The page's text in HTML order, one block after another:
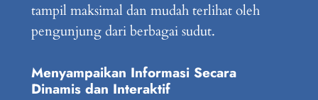
tampil maksimal dan mudah terlihat oleh
pengunjung dari berbagai sudut.
Menyampaikan Informasi Secara
Dinamis dan Interaktif